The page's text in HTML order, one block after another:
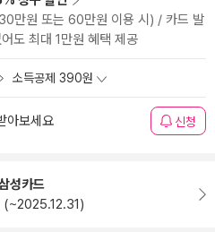
만원 또는 60만원 이용 시) / 카드 발
도 최대 1만원 혜택 제공
소득공제 390원
아보세요 신청
성카드
(~2025.12.31)